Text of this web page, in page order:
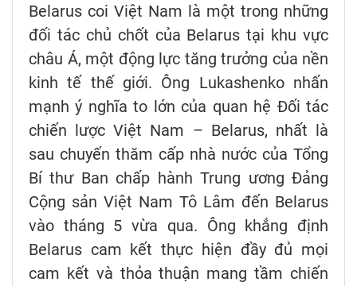
Belarus coi Việt Nam là một trong những
đối tác chủ chốt của Belarus tại khu vực
châu Á, một động lực tăng trưởng của nền
kinh tế thế giới. Ông Lukashenko nhấn
mạnh ý nghĩa to lớn của quan hệ Đối tác
chiến lược Việt Nam – Belarus, nhất là
sau chuyến thăm cấp nhà nước của Tổng
Bí thư Ban chấp hành Trung ương Đảng
Cộng sản Việt Nam Tô Lâm đến Belarus
vào tháng 5 vừa qua. Ông khẳng định
Belarus cam kết thực hiện đầy đủ mọi
cam kết và thỏa thuận mang tầm chiến